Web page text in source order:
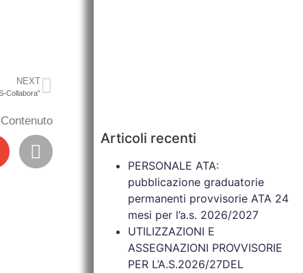
NEXT
Collabora”
Articoli recenti
PERSONALE ATA:
pubblicazione graduatorie
permanenti provvisorie ATA 24
mesi per l’a.s. 2026/2027
UTILIZZAZIONI E
ASSEGNAZIONI PROVVISORIE
PER L’A.S.2026/27DEL